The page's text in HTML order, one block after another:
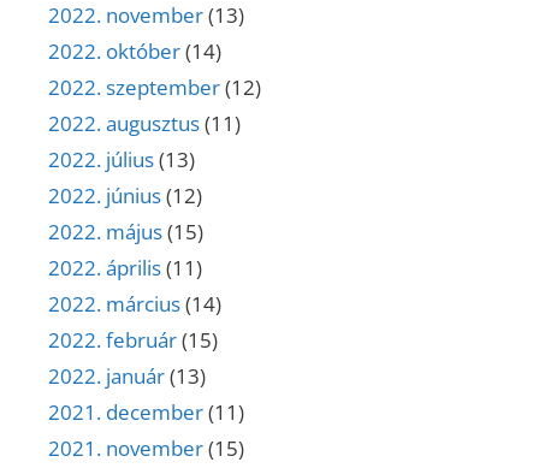
2022. november(13)
2022. október(14)
2022. szeptember(12)
2022. augusztus(11)
2022. július(13)
2022. június(12)
2022. május(15)
2022. április(11)
2022. március(14)
2022. február(15)
2022. január(13)
2021. december(11)
2021. november(15)